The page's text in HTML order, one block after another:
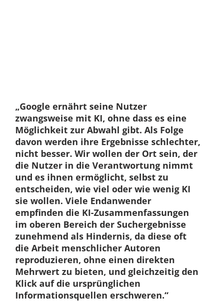
„Google ernährt seine Nutzer
zwangsweise mit KI, ohne dass es eine
Möglichkeit zur Abwahl gibt. Als Folge
davon werden ihre Ergebnisse schlechter,
nicht besser. Wir wollen der Ort sein, der
die Nutzer in die Verantwortung nimmt
und es ihnen ermöglicht, selbst zu
entscheiden, wie viel oder wie wenig KI
sie wollen. Viele Endanwender
empfinden die KI-Zusammenfassungen
im oberen Bereich der Suchergebnisse
zunehmend als Hindernis, da diese oft
die Arbeit menschlicher Autoren
reproduzieren, ohne einen direkten
Mehrwert zu bieten, und gleichzeitig den
Klick auf die ursprünglichen
Informationsquellen erschweren.“